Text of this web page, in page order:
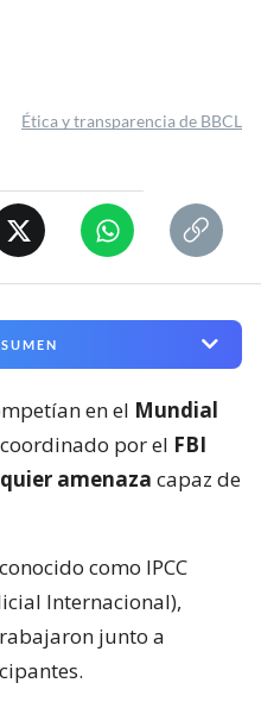
Ética y transparencia de BBCL
en el Mundial
por el FBI
amenaza capaz de
como IPCC
Internacional),
junto a